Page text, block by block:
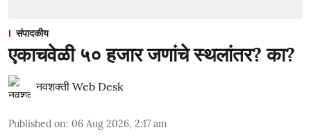
संपादकीय
एकाचवेळी ५० हजार जणांचे स्थलांतर? का?
नवशक्ती Web Desk
Published on: 06 Aug 2026, 2:17 am